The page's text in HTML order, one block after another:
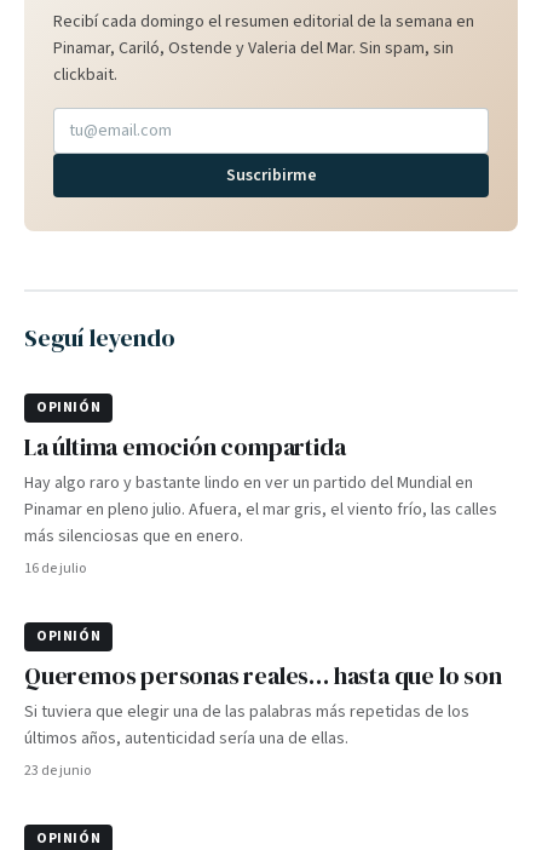
Recibí cada domingo el resumen editorial de la semana en
Pinamar, Cariló, Ostende y Valeria del Mar. Sin spam, sin
clickbait.
Suscribirme
Seguí leyendo
OPINIÓN
La última emoción compartida
Hay algo raro y bastante lindo en ver un partido del Mundial en
Pinamar en pleno julio. Afuera, el mar gris, el viento frío, las calles
más silenciosas que en enero.
16 de julio
OPINIÓN
Queremos personas reales… hasta que lo son
Si tuviera que elegir una de las palabras más repetidas de los
últimos años, autenticidad sería una de ellas.
23 de junio
OPINIÓN